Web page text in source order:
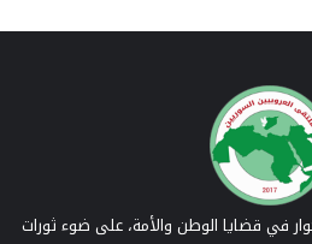
في قضايا الوطن والأمة، على ضوء ثورات